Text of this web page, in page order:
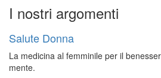
I nostri argomenti
Salute Donna
La medicina al femminile per il
mente.